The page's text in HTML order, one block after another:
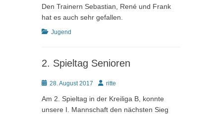
Den Trainern Sebastian, René und Frank
hat es auch sehr gefallen.
Kategorien
Jugend
2. Spieltag Senioren
Posted
28. August 2017 Autor
ritte
Am 2. Spieltag in der Kreiliga B, konnte
unsere I. Mannschaft den nächsten Sieg